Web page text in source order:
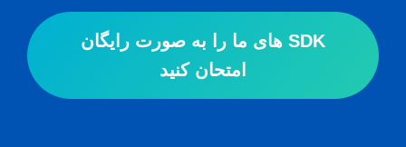
SDK های ما را به صورت رایگان
امتحان کنید